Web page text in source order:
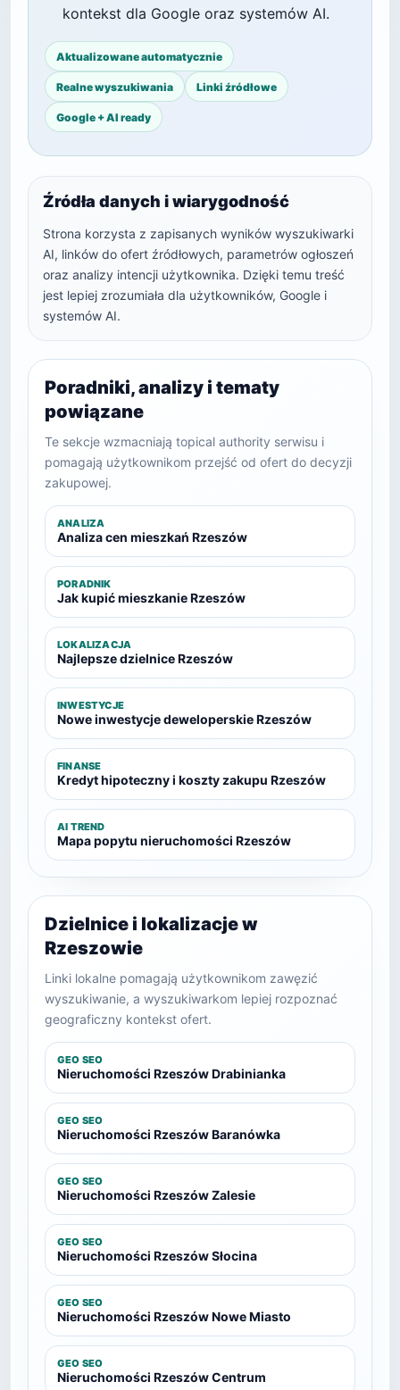
kontekst dla Google oraz systemów AI.
Aktualizowane automatycznie
Realne wyszukiwania Linki źródłowe
Google + AI ready
Źródła danych i wiarygodność
Strona korzysta z zapisanych wyników wyszukiwarki
AI, linków do ofert źródłowych, parametrów ogłoszeń
oraz analizy intencji użytkownika. Dzięki temu treść
jest lepiej zrozumiała dla użytkowników, Google i
systemów AI.
Poradniki, analizy i tematy
powiązane
Te sekcje wzmacniają topical authority serwisu i
pomagają użytkownikom przejść od ofert do decyzji
zakupowej.
ANALIZA
Analiza cen mieszkań Rzeszów
PORADNIK
Jak kupić mieszkanie Rzeszów
LOKALIZACJA
Najlepsze dzielnice Rzeszów
INWESTYCJE
Nowe inwestycje deweloperskie Rzeszów
FINANSE
Kredyt hipoteczny i koszty zakupu Rzeszów
AI TREND
Mapa popytu nieruchomości Rzeszów
Dzielnice i lokalizacje w
Rzeszowie
Linki lokalne pomagają użytkownikom zawęzić
wyszukiwanie, a wyszukiwarkom lepiej rozpoznać
geograficzny kontekst ofert.
GEO SEO
Nieruchomości Rzeszów Drabinianka
GEO SEO
Nieruchomości Rzeszów Baranówka
GEO SEO
Nieruchomości Rzeszów Zalesie
GEO SEO
Nieruchomości Rzeszów Słocina
GEO SEO
Nieruchomości Rzeszów Nowe Miasto
GEO SEO
Nieruchomości Rzeszów Centrum